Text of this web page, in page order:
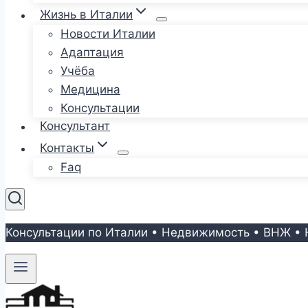
Жизнь в Италии
Новости Италии
Адаптация
Учёба
Медицина
Консультации
Консультант
Контакты
Faq
Консультации по Италии • Недвижимость • ВНЖ •